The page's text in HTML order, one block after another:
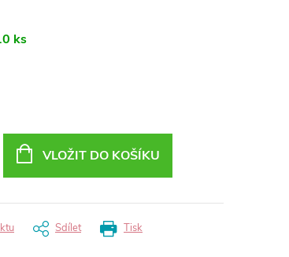
ks
VLOŽIT DO KOŠÍKU
Tisk
Sdílet